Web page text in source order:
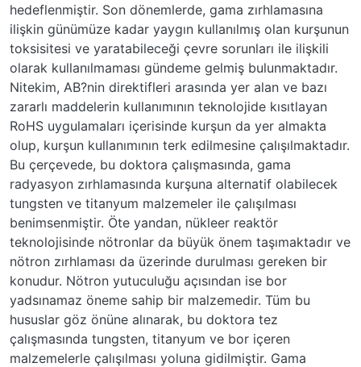
hedeflenmiştir. Son dönemlerde, gama zırhlamasına
ilişkin günümüze kadar yaygın kullanılmış olan kurşunun
toksisitesi ve yaratabileceği çevre sorunları ile ilişkili
olarak kullanılmaması gündeme gelmiş bulunmaktadır.
Nitekim, AB?nin direktifleri arasında yer alan ve bazı
zararlı maddelerin kullanımının teknolojide kısıtlayan
RoHS uygulamaları içerisinde kurşun da yer almakta
olup, kurşun kullanımının terk edilmesine çalışılmaktadır.
Bu çerçevede, bu doktora çalışmasında, gama
radyasyon zırhlamasında kurşuna alternatif olabilecek
tungsten ve titanyum malzemeler ile çalışılması
benimsenmiştir. Öte yandan, nükleer reaktör
teknolojisinde nötronlar da büyük önem taşımaktadır ve
nötron zırhlaması da üzerinde durulması gereken bir
konudur. Nötron yutuculuğu açısından ise bor
yadsınamaz öneme sahip bir malzemedir. Tüm bu
hususlar göz önüne alınarak, bu doktora tez
çalışmasında tungsten, titanyum ve bor içeren
malzemelerle çalışılması yoluna gidilmiştir. Gama